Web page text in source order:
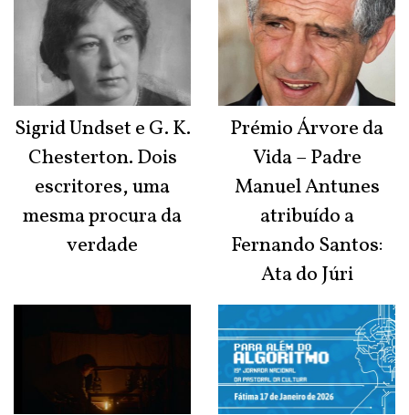
Sigrid Undset e G. K.
Chesterton. Dois
escritores, uma
mesma procura da
verdade
Prémio Árvore da
Vida – Padre
Manuel Antunes
atribuído a
Fernando Santos:
Ata do Júri